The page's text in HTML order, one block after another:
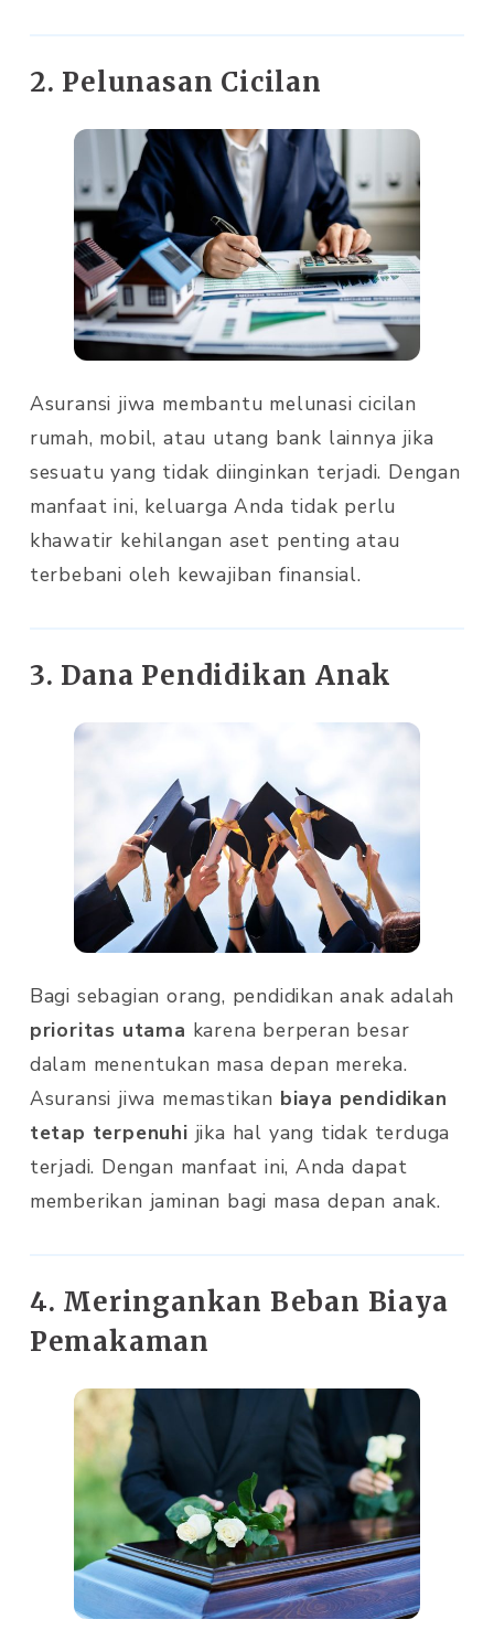
2. Pelunasan Cicilan
Asuransi jiwa membantu melunasi cicilan
rumah, mobil, atau utang bank lainnya jika
sesuatu yang tidak diinginkan terjadi. Dengan
manfaat ini, keluarga Anda tidak perlu
khawatir kehilangan aset penting atau
terbebani oleh kewajiban finansial.
3. Dana Pendidikan Anak
Bagi sebagian orang, pendidikan anak adalah
prioritas utama karena berperan besar
dalam menentukan masa depan mereka.
Asuransi jiwa memastikan biaya pendidikan
tetap terpenuhi jika hal yang tidak terduga
terjadi. Dengan manfaat ini, Anda dapat
memberikan jaminan bagi masa depan anak.
4. Meringankan Beban Biaya
Pemakaman